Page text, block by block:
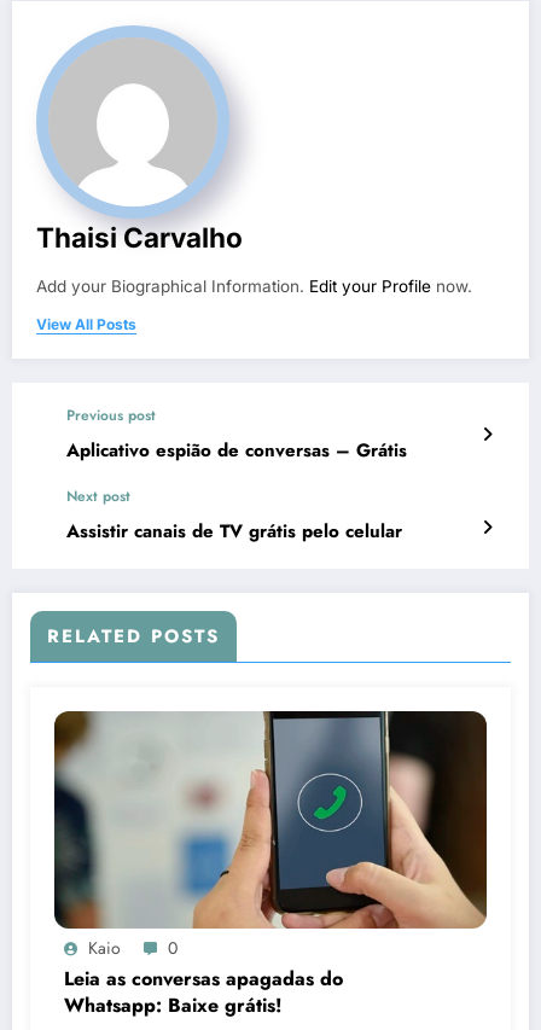
Thaisi Carvalho
Add your Biographical Information. Edit your Profile now.
View All Posts
Previous post
Aplicativo espião de conversas – Grátis
Next post
Assistir canais de TV grátis pelo celular
RELATED POSTS
Kaio 0
Leia as conversas apagadas do
Whatsapp: Baixe grátis!